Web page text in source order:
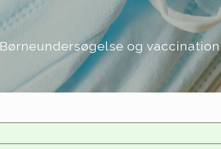
Børneundersøgelse og vaccination